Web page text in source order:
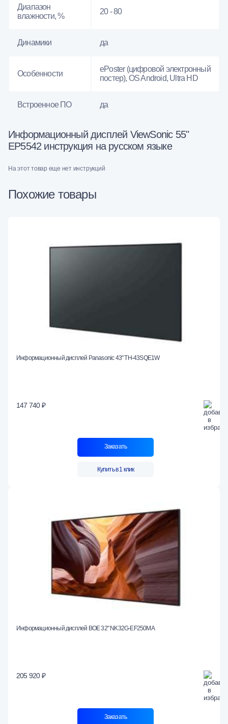
Диапазон
влажности, %
20 - 80
Динамики да
Особенности
ePoster (цифровой электронный
постер), OS Android, Ultra HD
Встроенное ПО да
Информационный дисплей ViewSonic 55"
EP5542 инструкция на русском языке
На этот товар еще нет инструкций
Похожие товары
Информационный дисплей Panasonic 43" TH-43SQE1W
147 740 ₽
Заказать
Купить в 1 клик
Информационный дисплей BOE 32" NK32G-EF250MA
205 920 ₽
Заказать